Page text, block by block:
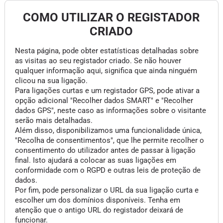
COMO UTILIZAR O REGISTADOR
CRIADO
Nesta página, pode obter estatísticas detalhadas sobre
as visitas ao seu registador criado. Se não houver
qualquer informação aqui, significa que ainda ninguém
clicou na sua ligação.
Para ligações curtas e um registador GPS, pode ativar a
opção adicional "Recolher dados SMART" e "Recolher
dados GPS", neste caso as informações sobre o visitante
serão mais detalhadas.
Além disso, disponibilizamos uma funcionalidade única,
"Recolha de consentimentos", que lhe permite recolher o
consentimento do utilizador antes de passar à ligação
final. Isto ajudará a colocar as suas ligações em
conformidade com o RGPD e outras leis de proteção de
dados.
Por fim, pode personalizar o URL da sua ligação curta e
escolher um dos domínios disponíveis. Tenha em
atenção que o antigo URL do registador deixará de
funcionar.